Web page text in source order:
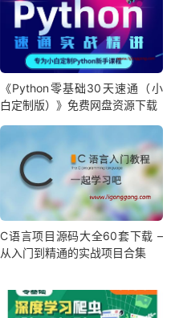
《Python零基础30天速通（小
白定制版）》免费网盘资源下载
C语言项目源码大全60套下载 –
从入门到精通的实战项目合集